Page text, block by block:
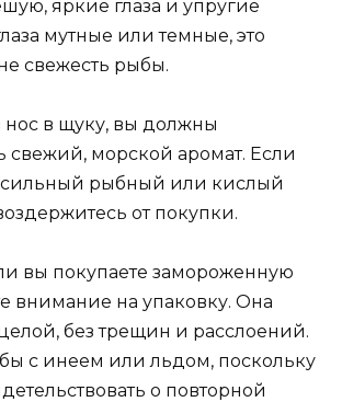
яркие глаза и упругие
мутные или темные, это
свежесть рыбы.
нос в щуку, вы должны
свежий, морской аромат. Если
рыбный или кислый
от покупки.
вы покупаете замороженную
внимание на упаковку. Она
без трещин и расслоений.
с инеем или льдом, поскольку
о повторной